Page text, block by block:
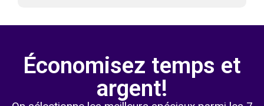
Économisez temps et
argent!